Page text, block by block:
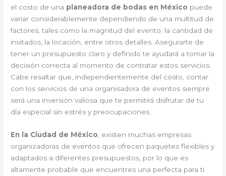
el costo de una planeadora de bodas en México puede
variar considerablemente dependiendo de una multitud de
factores, tales como la magnitud del evento, la cantidad de
invitados, la locación, entre otros detalles. Asegurarte de
tener un presupuesto claro y definido te ayudará a tomar la
decisión correcta al momento de contratar estos servicios.
Cabe resaltar que, independientemente del costo, contar
con los servicios de una organisadora de eventos siempre
será una inversión valiosa que te permitirá disfrutar de tu
día especial sin estrés y preocupaciones.
En la Ciudad de México , existen muchas empresas
organizadoras de eventos que ofrecen paquetes flexibles y
adaptados a diferentes presupuestos, por lo que es
altamente probable que encuentres una perfecta para ti.